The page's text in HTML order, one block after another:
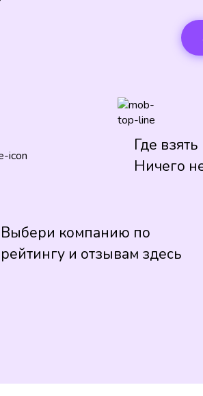
Где
Ничего
Выбери компанию по
рейтингу и отзывам здесь